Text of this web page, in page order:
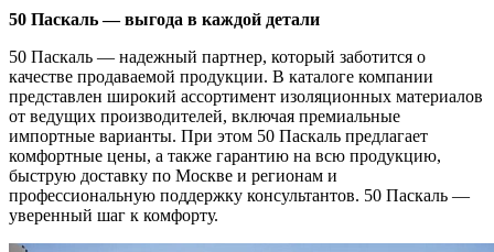
50 Паскаль — выгода в каждой детали
50 Паскаль — надежный партнер, который заботится о
качестве продаваемой продукции. В каталоге компании
представлен широкий ассортимент изоляционных материалов
от ведущих производителей, включая премиальные
импортные варианты. При этом 50 Паскаль предлагает
комфортные цены, а также гарантию на всю продукцию,
быструю доставку по Москве и регионам и
профессиональную поддержку консультантов. 50 Паскаль —
уверенный шаг к комфорту.